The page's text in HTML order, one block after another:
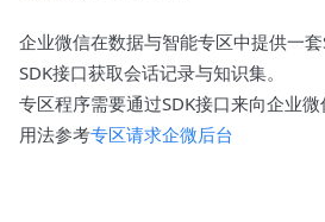
企业微信在数据与智能专区中提供一
SDK接口获取会话记录与知识集。
专区程序需要通过SDK接口来向企业
用法参考专区请求企微后台